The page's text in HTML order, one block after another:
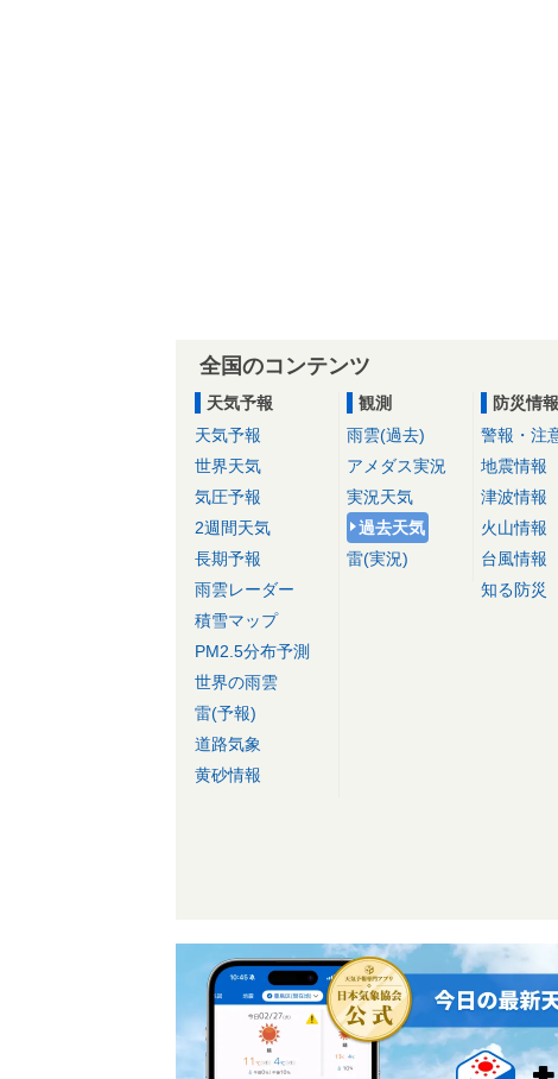
全国のコンテンツ
天気予報
天気予報
世界天気
気圧予報
2週間天気
長期予報
雨雲レーダー
積雪マップ
PM2.5分布予測
世界の雨雲
雷(予報)
道路気象
黄砂情報
観測
雨雲(過去)
アメダス実況
実況天気
過去天気
雷(実況)
防災情報
警報・注
地震情報
津波情報
火山情報
台風情報
知る防災